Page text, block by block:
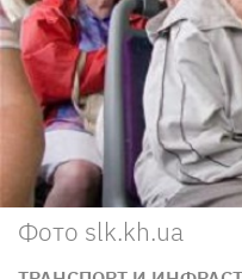
Фото slk.kh.ua